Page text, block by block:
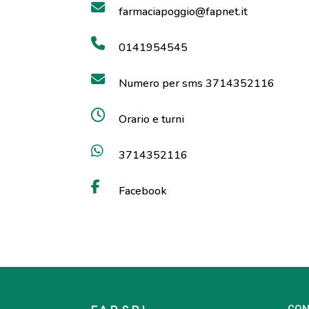
farmaciapoggio@fapnet.it
0141954545
Numero per sms 3714352116
Orario e turni
3714352116
Facebook